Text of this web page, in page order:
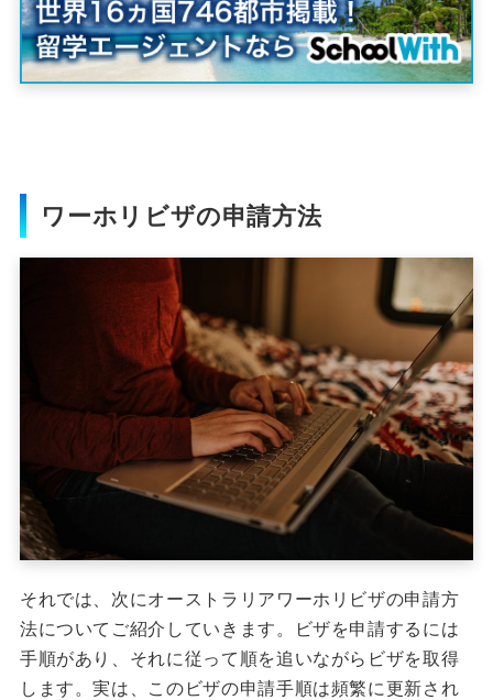
ワーホリビザの申請方法
それでは、次にオーストラリアワーホリビザの申請方
法についてご紹介していきます。
ビザを申請するには
手順があり、それに従って順を追いながらビザを取得
します。実は、このビザの申請手順は頻繁に更新され